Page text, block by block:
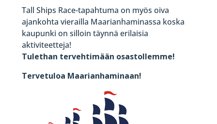
Tall Ships Race-tapahtuma on myös oiva
ajankohta vierailla Maarianhaminassa koska
kaupunki on silloin täynnä erilaisia
aktiviteetteja!
Tulethan tervehtimään osastollemme!
Tervetuloa Maarianhaminaan!